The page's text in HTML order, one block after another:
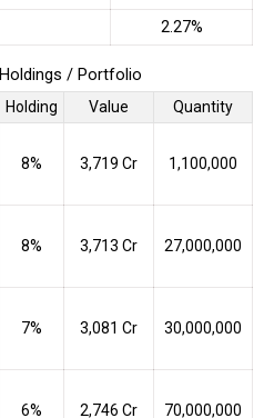
2.27%
/ Portfolio
Holding Value
Quantity
8% ₹3,719 Cr 1,100,000
8% ₹3,713 Cr 27,000,000
7% ₹3,081 Cr 30,000,000
6% ₹2,746 Cr 70,000,000